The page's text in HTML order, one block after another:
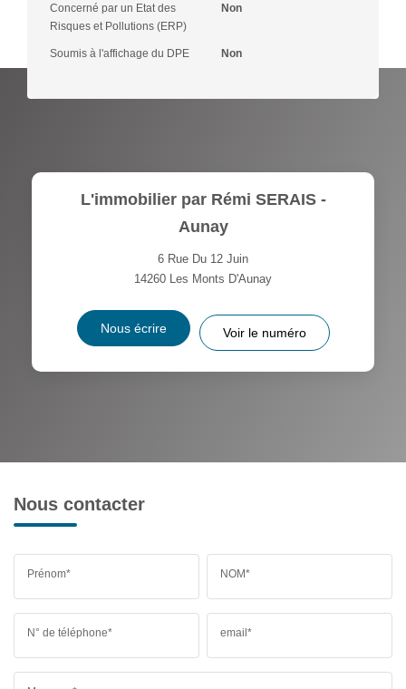
Concerné par un Etat des
Risques et Pollutions (ERP)
Non
Soumis à l'affichage du DPE Non
L'immobilier par Rémi SERAIS -
Aunay
6 Rue Du 12 Juin
14260 Les Monts D'Aunay
Nous écrire Voir le numéro
Nous contacter
Prénom* NOM*
N° de téléphone* email*